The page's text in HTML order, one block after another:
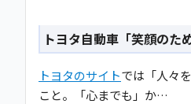
トヨタ自動車「笑顔のた
トヨタのサイトでは「人々
こと。「心までも」か…